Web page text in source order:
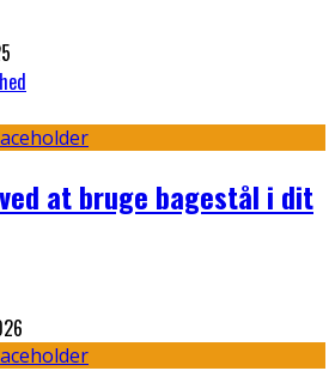
at bruge bagestål i dit